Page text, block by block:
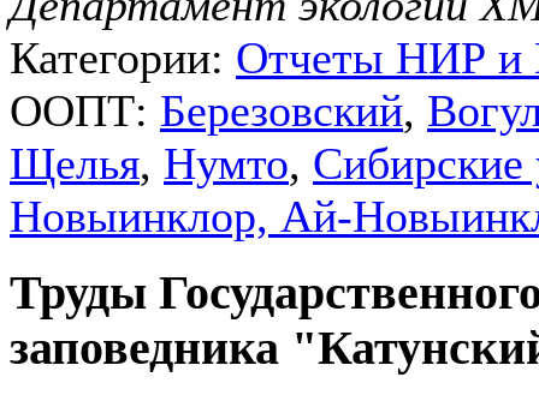
Категории: Отчеты НИР
ООПТ: Березовский,
Щелья, Нумто, Сибирские
Новыинклор, Ай-
Труды
заповедника